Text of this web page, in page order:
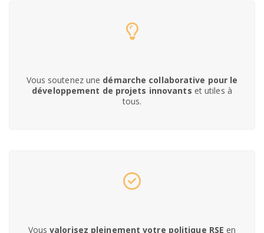
Vous soutenez une démarche collaborative pour le
développement de projets innovants et utiles à
tous.
Vousvalorisez pleinement votre politique RSE en